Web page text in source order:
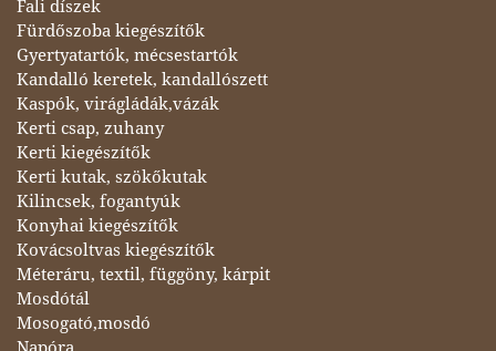
Fali díszek
Fürdőszoba kiegészítők
Gyertyatartók, mécsestartók
Kandalló keretek, kandallószett
Kaspók, virágládák,vázák
Kerti csap, zuhany
Kerti kiegészítők
Kerti kutak, szökőkutak
Kilincsek, fogantyúk
Konyhai kiegészítők
Kovácsoltvas kiegészítők
Méteráru, textil, függöny, kárpit
Mosdótál
Mosogató,mosdó